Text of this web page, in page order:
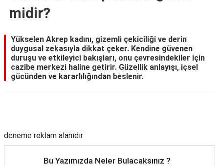
midir?
Yükselen Akrep kadını, gizemli çekiciliği ve derin
duygusal zekasıyla dikkat çeker. Kendine güvenen
duruşu ve etkileyici bakışları, onu çevresindekiler için
cazibe merkezi haline getirir. Güzellik anlayışı, içsel
gücünden ve kararlılığından beslenir.
deneme reklam alanıdır
Bu Yazımızda Neler Bulacaksınız ?